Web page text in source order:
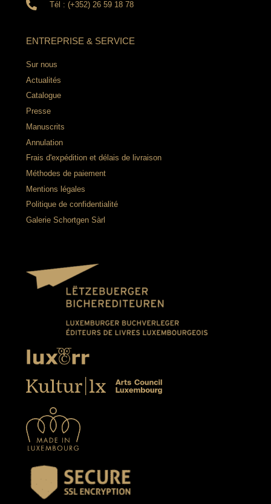
Tél : (+352) 26 59 18 78
ENTREPRISE & SERVICE
Sur nous
Actualités
Catalogue
Presse
Manuscrits
Annulation
Frais d'expédition et délais de livraison
Méthodes de paiement
Mentions légales
Politique de confidentialité
Galerie Schortgen Sàrl